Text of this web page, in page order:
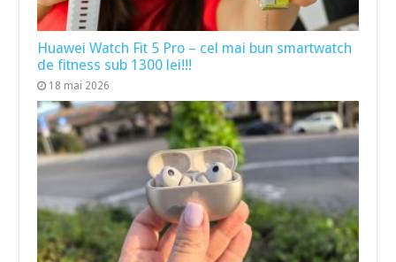
Huawei Watch Fit 5 Pro – cel mai bun smartwatch
de fitness sub 1300 lei!!!
18 mai 2026